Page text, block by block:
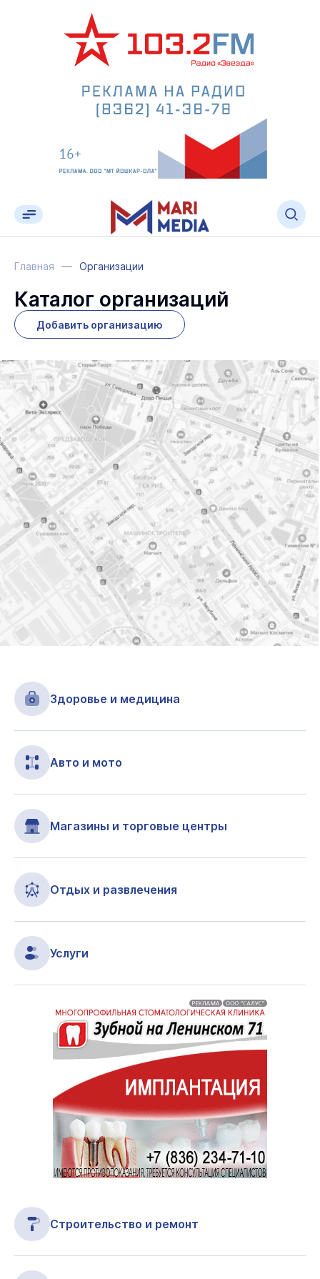
Главная Организации
Каталог организаций
Добавить организацию
Здоровье и медицина
Авто и мото
Магазины и торговые центры
Отдых и развлечения
Услуги
Строительство и ремонт